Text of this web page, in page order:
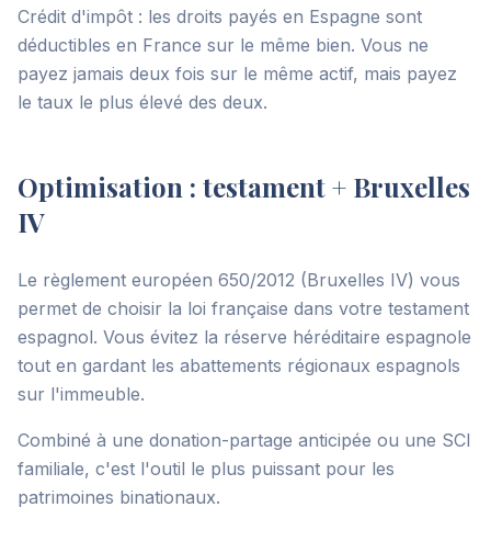
Crédit d'impôt : les droits payés en Espagne sont
déductibles en France sur le même bien. Vous ne
payez jamais deux fois sur le même actif, mais payez
le taux le plus élevé des deux.
Optimisation : testament + Bruxelles
IV
Le règlement européen 650/2012 (Bruxelles IV) vous
permet de choisir la loi française dans votre testament
espagnol. Vous évitez la réserve héréditaire espagnole
tout en gardant les abattements régionaux espagnols
sur l'immeuble.
Combiné à une donation-partage anticipée ou une SCI
familiale, c'est l'outil le plus puissant pour les
patrimoines binationaux.